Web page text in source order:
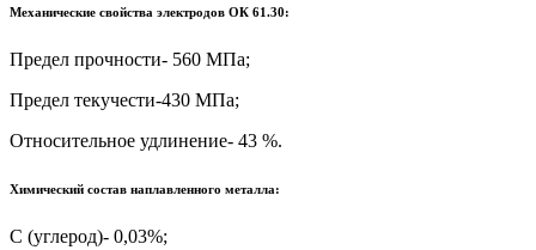
Механические свойства электродов ОК 61.30:
Предел прочности- 560 МПа;
Предел текучести-430 МПа;
Относительное удлинение- 43 %.
Химический состав наплавленного металла:
С (углерод)- 0,03%;